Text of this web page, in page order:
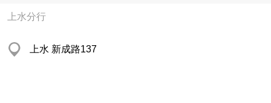
上水分行
上水 新成路137